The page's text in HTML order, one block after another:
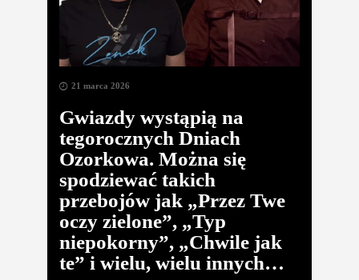
21 marca 2026
Gwiazdy wystąpią na
tegorocznych Dniach
Ozorkowa. Można się
spodziewać takich
przebojów jak „Przez Twe
oczy zielone”, „Typ
niepokorny”, „Chwile jak
te” i wielu, wielu innych…